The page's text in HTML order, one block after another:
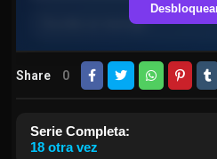
Share 0
Serie Completa:
18 otra vez